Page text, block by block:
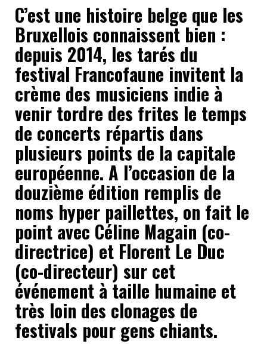
C’est une histoire belge que les
Bruxellois connaissent bien :
depuis 2014, les tarés du
festival Francofaune invitent la
crème des musiciens indie à
venir tordre des frites le temps
de concerts répartis dans
plusieurs points de la capitale
européenne. A l’occasion de la
douzième édition remplis de
noms hyper paillettes, on fait le
point avec Céline Magain (co-
directrice) et Florent Le Duc
(co-directeur) sur cet
événement à taille humaine et
très loin des clonages de
festivals pour gens chiants.